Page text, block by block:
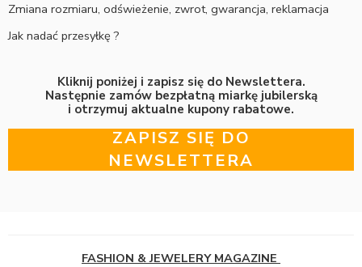
Zmiana rozmiaru, odświeżenie, zwrot, gwarancja, reklamacja
Jak nadać przesyłkę ?
Kliknij poniżej i zapisz się do Newslettera.
Następnie zamów bezpłatną miarkę jubilerską
i otrzymuj aktualne kupony rabatowe.
ZAPISZ SIĘ DO
NEWSLETTERA
FASHION & JEWELERY MAGAZINE